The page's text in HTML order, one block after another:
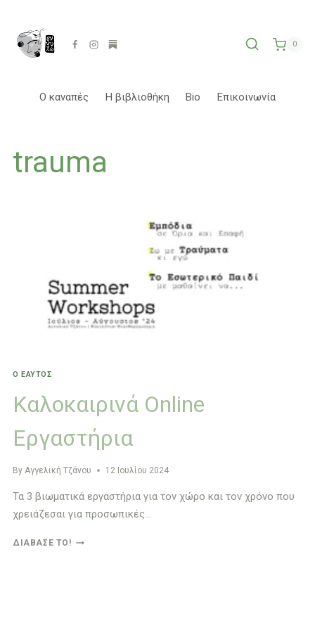
content
0
Ο καναπές Η βιβλιοθήκη Bio Επικοινωνία
trauma
Ο ΕΑΥΤΌΣ
Καλοκαιρινά Online
Εργαστήρια
By Αγγελική Τζάνου 12 Ιουλίου 2024
Τα 3 βιωματικά εργαστήρια για τον χώρο και τον χρόνο που
χρειάζεσαι για προσωπικές…
ΔΙΆΒΑΣΈ ΤΟ!ΚΑΛΟΚΑΙΡΙΝΆ